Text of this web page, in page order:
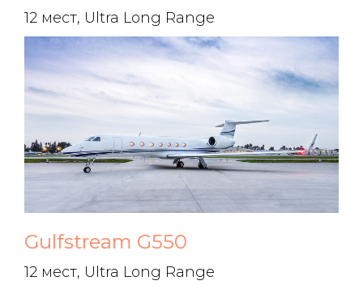
12 мест, Ultra Long Range
Gulfstream G550
12 мест, Ultra Long Range